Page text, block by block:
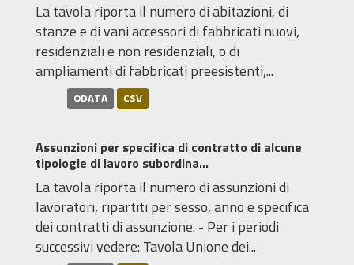
La tavola riporta il numero di abitazioni, di
stanze e di vani accessori di fabbricati nuovi,
residenziali e non residenziali, o di
ampliamenti di fabbricati preesistenti,...
ODATA CSV
Assunzioni per specifica di contratto di alcune
tipologie di lavoro subordina...
La tavola riporta il numero di assunzioni di
lavoratori, ripartiti per sesso, anno e specifica
dei contratti di assunzione. - Per i periodi
successivi vedere: Tavola Unione dei...